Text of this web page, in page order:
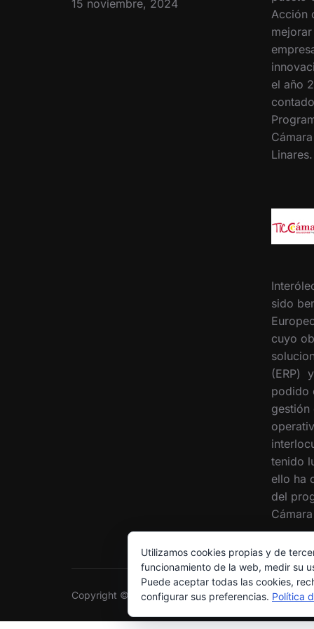
15 noviembre, 2024
Acción
el año
sido
cuyo
(ERP)
podido
gestión
tenido
ello ha
del
Copyright © 2026 Grupo Interóleo
Utilizamos cookies propias y de
funcionamiento de la web, medir su
Puede aceptar todas las cookies,
configurar sus preferencias. Política